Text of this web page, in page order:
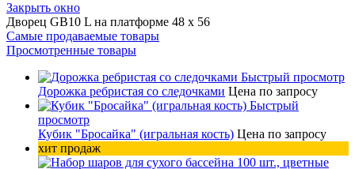
Закрыть окно
Дворец GB10 L на платформе 48 х 56
Самые продаваемые товары
Просмотренные товары
Быстрый просмотр
Дорожка ребристая со следочками Цена по запросу
Быстрый
просмотр
Кубик "Бросайка" (игральная кость) Цена по запросу
хит продаж